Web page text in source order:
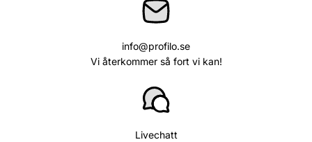
info@profilo.se
Vi återkommer så fort vi kan!
Livechatt